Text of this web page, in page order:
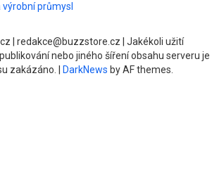
průmysl
| redakce@buzzstore.cz | Jakékoli užití
nebo jiného šíření obsahu serveru je
zakázáno.
DarkNews by AF themes.